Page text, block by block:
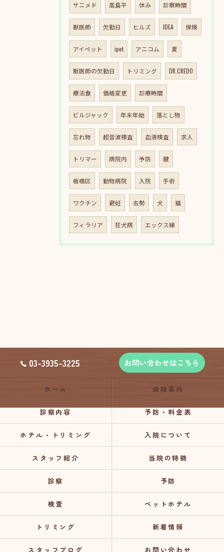
サニメド 高島平 休み 診察時間
獣医師 欠勤日 ヒルズ IDEA 保険
アイペット ipet アニコム 夏
獣医師の欠勤日 トリミング DR.CREDO
療法食 価格変更 診療時間
ビルジャック 年末年始 落とし物
忘れ物 超音波検査 血液検査 求人
トリマー 病院内 予防 鍵
板橋区 動物病院 入院 手術
ワクチン 避妊 去勢 犬 猫
フィラリア 狂犬病 エックス線
03-3935-3225 お問い合わせはこちら
ホーム 病院案内
診察内容 予防・料金表
ホテル・トリミング 入院について
スタッフ紹介 当院の特徴
診察 予防
検査 ペットホテル
トリミング 新着情報
スタッフブログ お問い合わせ